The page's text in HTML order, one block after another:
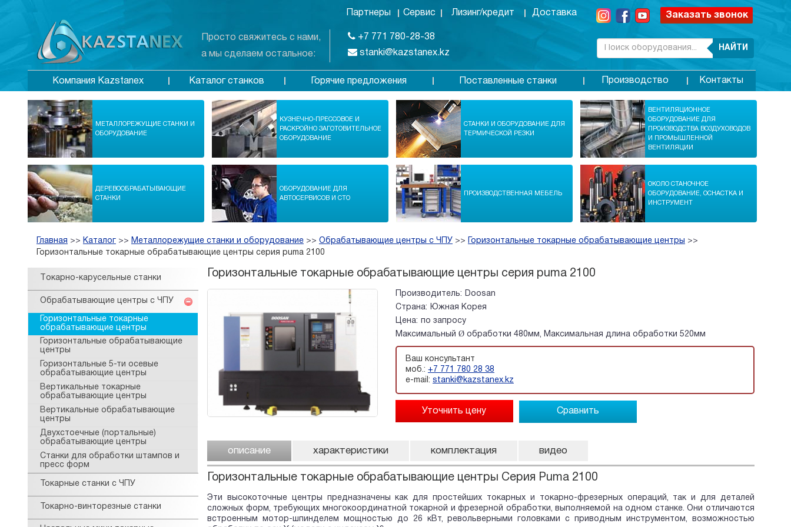
Просто свяжитесь с нами,
а мы сделаем остальное:
Партнеры Сервис Лизинг/кредит Доставка
+7 771 780-28-38
stanki@kazstanex.kz
Заказать звонок
НАЙТИ
Компания Kazstanex Каталог станков Горячие предложения Поставленные станки Производство Контакты
МЕТАЛЛОРЕЖУЩИЕ СТАНКИ И
ОБОРУДОВАНИЕ
КУЗНЕЧНО-ПРЕССОВОЕ И
РАСКРОЙНО ЗАГОТОВИТЕЛЬНОЕ
ОБОРУДОВАНИЕ
СТАНКИ И ОБОРУДОВАНИЕ ДЛЯ
ТЕРМИЧЕСКОЙ РЕЗКИ
ВЕНТИЛЯЦИОННОЕ
ОБОРУДОВАНИЕ ДЛЯ
ПРОИЗВОДСТВА ВОЗДУХОВОДОВ
И ПРОМЫШЛЕННОЙ
ВЕНТИЛЯЦИИ
ДЕРЕВООБРАБАТЫВАЮЩИЕ
СТАНКИ
ОБОРУДОВАНИЕ ДЛЯ
АВТОСЕРВИСОВ И СТО
ПРОИЗВОДСТВЕННАЯ МЕБЕЛЬ
ОКОЛО СТАНОЧНОЕ
ОБОРУДОВАНИЕ, ОСНАСТКА И
ИНСТРУМЕНТ
Главная >> Каталог >> Металлорежущие станки и оборудование >> Обрабатывающие центры с ЧПУ >> Горизонтальные токарные обрабатывающие центры >>
Горизонтальные токарные обрабатывающие центры серия puma 2100
Tокарнo-карусельные станки
Обрабатывающие центры с ЧПУ
Горизонтальные токарные
обрабатывающие центры
Горизонтальные обрабатывающие
центры
Горизонтальные 5-ти осевые
обрабатывающие центры
Вертикальные токарные
обрабатывающие центры
Вертикальные обрабатывающие
центры
Двухстоечные (портальные)
обрабатывающие центры
Станки для обработки штампов и
пресс форм
Токарные станки с ЧПУ
Токарно-винторезные станки
Горизонтальные токарные обрабатывающие центры серия puma 2100
Производитель:
Doosan
Страна:
Южная Корея
Цена: по запросу
Максимальный Ø обработки 480мм, Максимальная длина обработки 520мм
Ваш консультант
моб.: +7 771 780 28 38
e-mail: stanki@kazstanex.kz
Сравнить
описание характеристики комплектация видео
Горизонтальные токарные обрабатывающие центры Серия Puma 2100
Эти высокоточные центры предназначены как для простейших токарных и токарно-фрезерных операций, так и для деталей
сложных форм, требующих многокоординатной токарной и фрезерной обработки, выполняемой на одном станке. Они отличаются
встроенным мотор-шпинделем мощностью до 26 кВт, револьверными головками с приводным инструментом, возможностью